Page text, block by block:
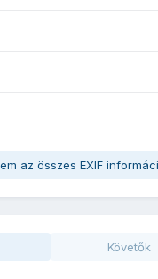
az összes EXIF
Követők